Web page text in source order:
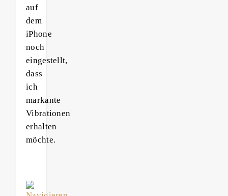
auf
dem
iPhone
noch
eingestellt,
dass
ich
markante
Vibrationen
erhalten
möchte.